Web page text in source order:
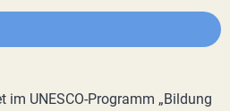
UNESCO-Programm „Bildung